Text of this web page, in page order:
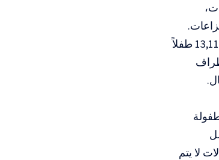
وأشارت إلى أن الأمم المتحدة قدمت خلال عام 2025 خدمات الحماية أو إعادة الإدماج لـ13,112 طفلاً
لا يتم